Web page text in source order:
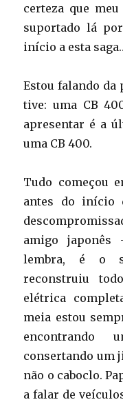
certeza que
suportado lá
início a esta
Estou falando da
tive: uma CB
apresentar é a
uma CB 400.
Tudo começou
antes do início
amigo japonês
lembra, é o
reconstruiu
elétrica
meia estou
encontrando
consertando um
não o caboclo.
a falar de